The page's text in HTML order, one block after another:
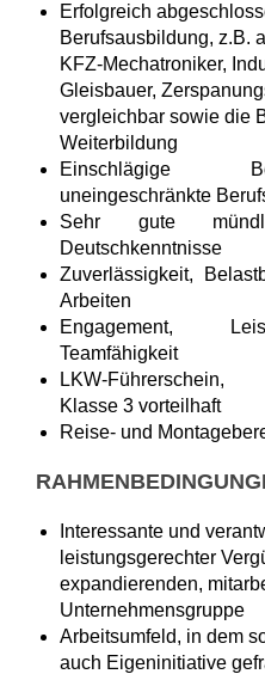
Erfolgreich
Berufsausbildung, z.B.
KFZ-Mechatroniker,
Gleisbauer,
vergleichbar sowie die
Weiterbildung
Einschlägige
uneingeschränkte
Sehr gute
Deutschkenntnisse
Zuverlässigkeit,
Arbeiten
Engagement,
Teamfähigkeit
LKW-Führerschein,
Klasse 3 vorteilhaft
Reise- und
Interessante und
leistungsgerechter
expandierenden,
Unternehmensgruppe
Arbeitsumfeld, in dem
auch Eigeninitiative